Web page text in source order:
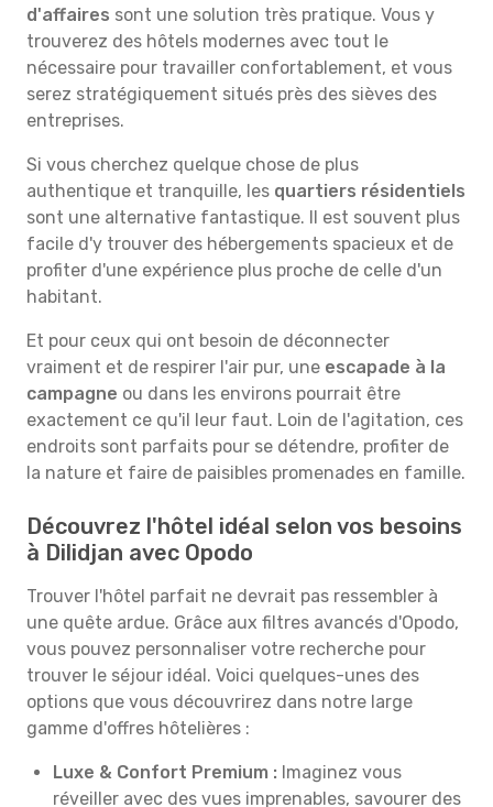
d'affaires sont une solution très pratique. Vous y
trouverez des hôtels modernes avec tout le
nécessaire pour travailler confortablement, et vous
serez stratégiquement situés près des sièves des
entreprises.
Si vous cherchez quelque chose de plus
authentique et tranquille, les quartiers résidentiels
sont une alternative fantastique. Il est souvent plus
facile d'y trouver des hébergements spacieux et de
profiter d'une expérience plus proche de celle d'un
habitant.
Et pour ceux qui ont besoin de déconnecter
vraiment et de respirer l'air pur, une escapade à la
campagne ou dans les environs pourrait être
exactement ce qu'il leur faut. Loin de l'agitation, ces
endroits sont parfaits pour se détendre, profiter de
la nature et faire de paisibles promenades en famille.
Découvrez l'hôtel idéal selon vos besoins
à Dilidjan avec Opodo
Trouver l'hôtel parfait ne devrait pas ressembler à
une quête ardue. Grâce aux filtres avancés d'Opodo,
vous pouvez personnaliser votre recherche pour
trouver le séjour idéal. Voici quelques-unes des
options que vous découvrirez dans notre large
gamme d'offres hôtelières :
Luxe & Confort Premium : Imaginez vous
réveiller avec des vues imprenables, savourer des